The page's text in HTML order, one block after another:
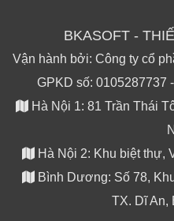
BKASOFT -
Vận hành bởi: Công ty cổ
GPKD số: 0105287737
Hà Nội 1: 81 Trần Thái
Hà Nội 2: Khu biệt thự,
Bình Dương: Số 78,
TX. Dĩ An,